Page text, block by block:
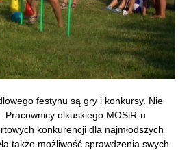
festynu są gry i konkursy. Nie
Pracownicy olkuskiego MOSiR-u
konkurencji dla najmłodszych
także możliwość sprawdzenia swych